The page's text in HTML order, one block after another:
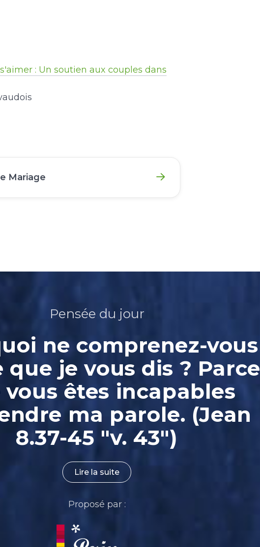
: Un soutien aux couples dans
Mariage
Pensée du jour
ne comprenez-vous
que je vous dis ? Parce
vous êtes incapables
ma parole. (Jean
8.37-45 "v. 43")
Lire la suite
Proposé par :